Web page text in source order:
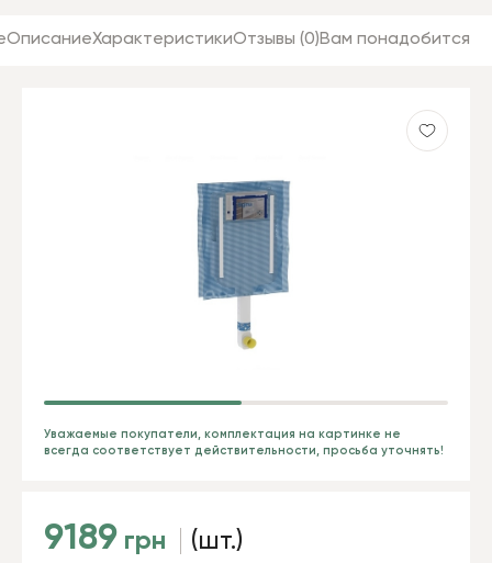
ОписаниеХарактеристикиОтзывы (0)Вам понадобится
Уважаемые покупатели, комплектация на картинке не
всегда соответствует действительности, просьба уточнять!
9189 грн (шт.)